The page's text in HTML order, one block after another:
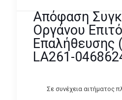
Απόφαση
Οργάνου
Επαλήθευσης
LA261-
Σε συνέχεια αιτήματος